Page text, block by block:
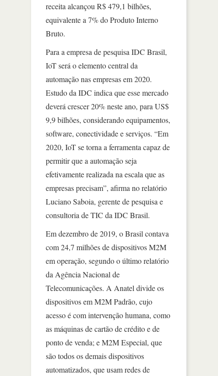
receita alcançou R$ 479,1 bilhões,
equivalente a 7% do Produto Interno
Bruto.
Para a empresa de pesquisa IDC Brasil,
IoT será o elemento central da
automação nas empresas em 2020.
Estudo da IDC indica que esse mercado
deverá crescer 20% neste ano, para US$
9,9 bilhões, considerando equipamentos,
software, conectividade e serviços. “Em
2020, IoT se torna a ferramenta capaz de
permitir que a automação seja
efetivamente realizada na escala que as
empresas precisam”, afirma no relatório
Luciano Saboia, gerente de pesquisa e
consultoria de TIC da IDC Brasil.
Em dezembro de 2019, o Brasil contava
com 24,7 milhões de dispositivos M2M
em operação, segundo o último relatório
da Agência Nacional de
Telecomunicações. A Anatel divide os
dispositivos em M2M Padrão, cujo
acesso é com intervenção humana, como
as máquinas de cartão de crédito e de
ponto de venda; e M2M Especial, que
são todos os demais dispositivos
automatizados, que usam redes de